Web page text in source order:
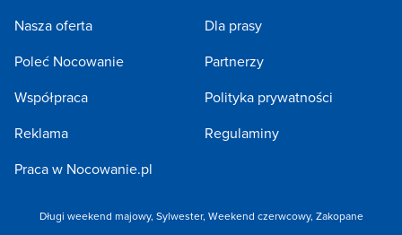
Nasza oferta
Poleć Nocowanie
Współpraca
Reklama
Praca w Nocowanie.pl
Dla prasy
Partnerzy
Polityka prywatności
Regulaminy
Długi weekend majowy, Sylwester, Weekend czerwcowy, Zakopane